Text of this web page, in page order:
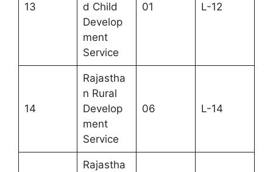
13
d Child
Develop
ment
Service
01 L-12
14
Rajastha
n Rural
Develop
ment
Service
06 L-14
Rajastha